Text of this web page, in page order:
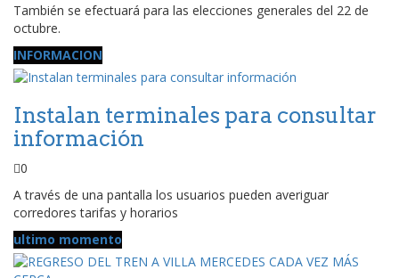
También se efectuará para las elecciones generales del 22 de
octubre.
INFORMACION
Instalan terminales para consultar
información
0
A través de una pantalla los usuarios pueden averiguar
corredores tarifas y horarios
ultimo momento